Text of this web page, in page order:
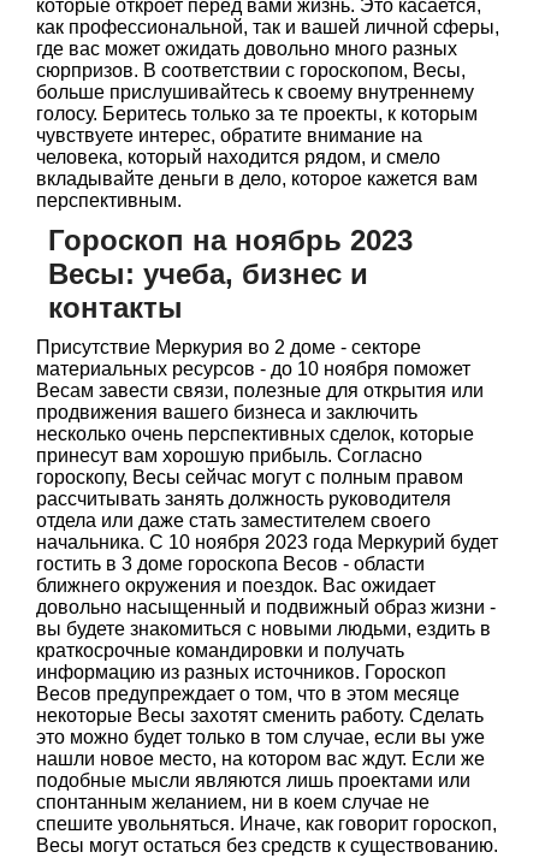
которые откроет перед вами жизнь. Это касается,
как профессиональной, так и вашей личной сферы,
где вас может ожидать довольно много разных
сюрпризов. В соответствии с гороскопом, Весы,
больше прислушивайтесь к своему внутреннему
голосу. Беритесь только за те проекты, к которым
чувствуете интерес, обратите внимание на
человека, который находится рядом, и смело
вкладывайте деньги в дело, которое кажется вам
перспективным.
Гороскоп на ноябрь 2023
Весы: учеба, бизнес и
контакты
Присутствие Меркурия во 2 доме - секторе
материальных ресурсов - до 10 ноября поможет
Весам завести связи, полезные для открытия или
продвижения вашего бизнеса и заключить
несколько очень перспективных сделок, которые
принесут вам хорошую прибыль. Согласно
гороскопу, Весы сейчас могут с полным правом
рассчитывать занять должность руководителя
отдела или даже стать заместителем своего
начальника. С 10 ноября 2023 года Меркурий будет
гостить в 3 доме гороскопа Весов - области
ближнего окружения и поездок. Вас ожидает
довольно насыщенный и подвижный образ жизни -
вы будете знакомиться с новыми людьми, ездить в
краткосрочные командировки и получать
информацию из разных источников. Гороскоп
Весов предупреждает о том, что в этом месяце
некоторые Весы захотят сменить работу. Сделать
это можно будет только в том случае, если вы уже
нашли новое место, на котором вас ждут. Если же
подобные мысли являются лишь проектами или
спонтанным желанием, ни в коем случае не
спешите увольняться. Иначе, как говорит гороскоп,
Весы могут остаться без средств к существованию.